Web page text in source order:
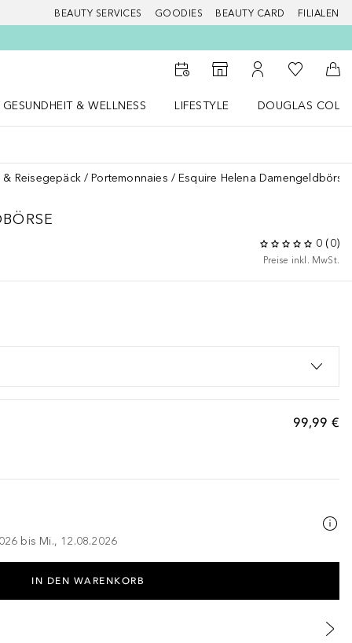
BEAUTY SERVICES GOODIES BEAUTY CARD FILIALEN
Zum Storefinder
Zu Meinem
Zu Meiner
GESUNDHEIT & WELLNESS
LIFESTYLE
DOUGLAS
& Reisegepäck Portemonnaies Esquire Helena Damengeldbörse
0 (0)
Preise inkl. MwSt.
99,99 €
bis Mi., 12.08.2026
IN DEN WARENKORB